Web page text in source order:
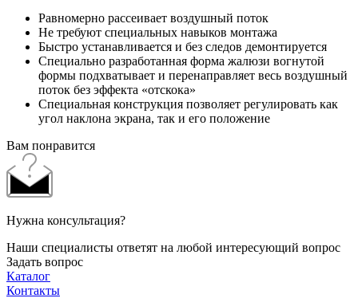
Равномерно рассеивает воздушный поток
Не требуют специальных навыков монтажа
Быстро устанавливается и без следов демонтируется
Специально разработанная форма жалюзи вогнутой
формы подхватывает и перенаправляет весь воздушный
поток без эффекта «отскока»
Специальная конструкция позволяет регулировать как
угол наклона экрана, так и его положение
Вам понравится
Нужна консультация?
Наши специалисты ответят на любой интересующий вопрос
Задать вопрос
Каталог
Контакты